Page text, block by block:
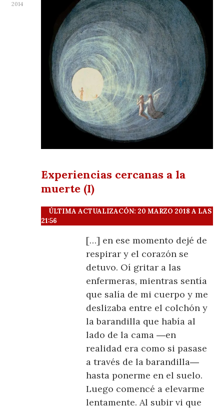
2014
Experiencias cercanas a la
muerte (I)
ÚLTIMA ACTUALIZACÓN: 20 MARZO 2018 A LAS
21:56
[…] en ese momento dejé de
respirar y el corazón se
detuvo. Oí gritar a las
enfermeras, mientras sentía
que salía de mi cuerpo y me
deslizaba entre el colchón y
la barandilla que había al
lado de la cama ―en
realidad era como si pasase
a través de la barandilla―
hasta ponerme en el suelo.
Luego comencé a elevarme
lentamente. Al subir vi que